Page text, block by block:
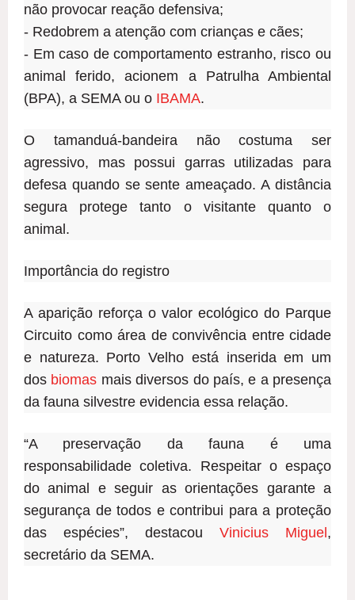
não provocar reação defensiva;
- Redobrem a atenção com crianças e cães;
- Em caso de comportamento estranho, risco ou
animal ferido, acionem a Patrulha Ambiental
(BPA), a SEMA ou o IBAMA.
O tamanduá-bandeira não costuma ser
agressivo, mas possui garras utilizadas para
defesa quando se sente ameaçado. A distância
segura protege tanto o visitante quanto o
animal.
Importância do registro
A aparição reforça o valor ecológico do Parque
Circuito como área de convivência entre cidade
e natureza. Porto Velho está inserida em um
dos biomas mais diversos do país, e a presença
da fauna silvestre evidencia essa relação.
“A preservação da fauna é uma
responsabilidade coletiva. Respeitar o espaço
do animal e seguir as orientações garante a
segurança de todos e contribui para a proteção
das espécies”, destacou Vinicius Miguel ,
secretário da SEMA.